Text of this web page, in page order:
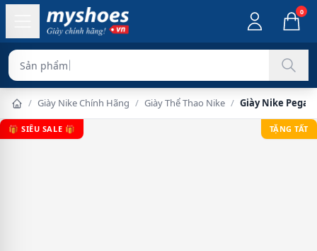
0
Sản phẩm chính hãng
/ Giày Nike Chính Hãng / Giày Thể Thao Nike / Giày Nike
🎁 SIÊU SALE 🎁 TẶNG TẤT